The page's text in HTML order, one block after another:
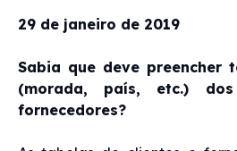
29 de janeiro de 2019
Sabia que deve preencher
(morada, país, etc.)
fornecedores?